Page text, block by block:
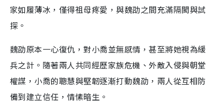
家如履薄冰，僅得祖母疼愛，與魏劭之間充滿隔閡與試
探。
魏劭原本一心復仇，對小喬並無感情，甚至將她視為緩
兵之計。隨著兩人共同經歷家族危機、外敵入侵與朝堂
權謀，小喬的聰慧與堅韌逐漸打動魏劭，兩人從互相防
備到建立信任，情愫暗生。